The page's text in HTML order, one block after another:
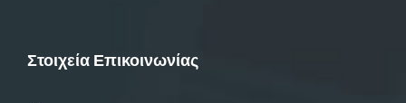
Στοιχεία Επικοινωνίας